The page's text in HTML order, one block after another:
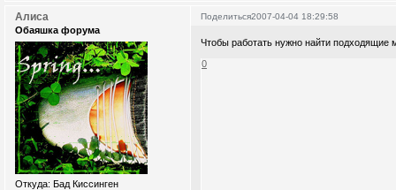
Поделиться2007-04-04 18:29:58
Алиса
Обаяшка форума
Откуда: Бад Киссинген
Чтобы работать нужно найти подходящие
0